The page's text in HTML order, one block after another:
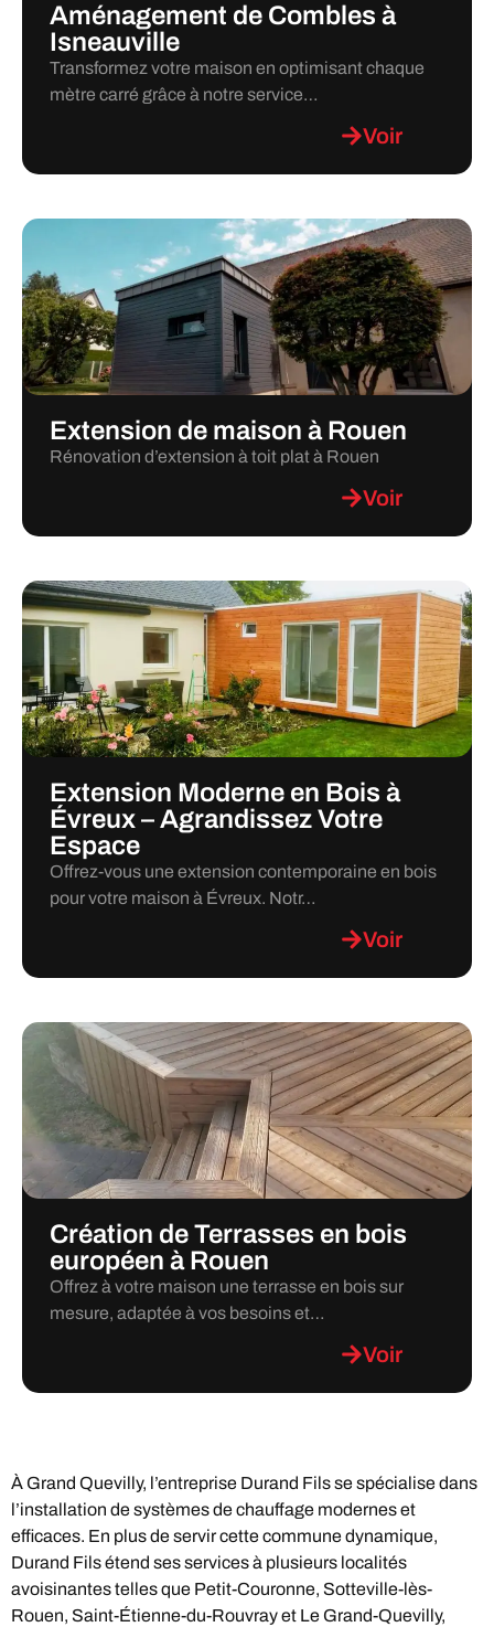
Aménagement de Combles à
Isneauville
Transformez votre maison en optimisant chaque
mètre carré grâce à notre service…
Voir
Extension de maison à Rouen
Rénovation d’extension à toit plat à Rouen
Voir
Extension Moderne en Bois à
Évreux – Agrandissez Votre
Espace
Offrez-vous une extension contemporaine en bois
pour votre maison à Évreux. Notr…
Voir
Création de Terrasses en bois
européen à Rouen
Offrez à votre maison une terrasse en bois sur
mesure, adaptée à vos besoins et…
Voir
À Grand Quevilly, l’entreprise Durand Fils se spécialise dans
l’installation de systèmes de chauffage modernes et
efficaces. En plus de servir cette commune dynamique,
Durand Fils étend ses services à plusieurs localités
avoisinantes telles que Petit-Couronne, Sotteville-lès-
Rouen, Saint-Étienne-du-Rouvray et Le Grand-Quevilly,